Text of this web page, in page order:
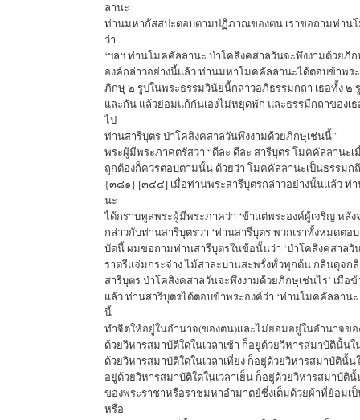
ลานะ
ท่านมหากัสสปะตอบตามปฏิภาณของตน เราขอถามท่าน
ว่า
‘ฯลฯ ท่านโมคคัลลานะ ป่าโคสิงคสาลวันจะพึงงามด้วยภิก
องค์กล่าวอย่างนี้แล้ว ท่านมหาโมคคัลลานะได้ตอบข้าพร
ภิกษุ ๒ รูปในพระธรรมวินัยนี้กล่าวอภิธรรมกถา เธอทั้ง
และกัน แล้วย่อมแก้กันเองไม่หยุดพัก และธรรมีกถาของเ
ไป
ท่านสารีบุตร ป่าโคสิงคสาลวันพึงงามด้วยภิกษุเช่นนี้”
พระผู้มีพระภาคตรัสว่า “ดีละ ดีละ สารีบุตร โมคคัลลานะเ
ถูกต้องก็ควรตอบตามนั้น ด้วยว่า โมคคัลลานะเป็นธรรมก
{๓๘๑} [๓๔๔] เมื่อท่านพระสารีบุตรกล่าวอย่างนั้นแล้ว ท่
นะ
ได้กราบทูลพระผู้มีพระภาคว่า ‘ข้าแต่พระองค์ผู้เจริญ หลั
กล่าวกับท่านสารีบุตรว่า ‘ท่านสารีบุตร พวกเราทั้งหมดต
บัดนี้ ผมขอถามท่านสารีบุตรในข้อนั้นว่า ‘ป่าโคสิงคสาล
ราตรีแจ่มกระจ่าง ไม้สาละบานสะพรั่งทั่วทุกต้น กลิ่นดุจ
สารีบุตร ป่าโคสิงคสาลวันจะพึงงามด้วยภิกษุเช่นไร’ เมื่อ
แล้ว ท่านสารีบุตรได้ตอบข้าพระองค์ว่า ‘ท่านโมคคัลลาน
นี้
ทำจิตให้อยู่ในอำนาจ(ของตน)และไม่ยอมอยู่ในอำนาจขอ
ด้วยวิหารสมาบัติใดในเวลาเช้า ก็อยู่ด้วยวิหารสมาบัตินั้นใ
ด้วยวิหารสมาบัติใดในเวลาเที่ยง ก็อยู่ด้วยวิหารสมาบัตินั้น
อยู่ด้วยวิหารสมาบัติใดในเวลาเย็น ก็อยู่ด้วยวิหารสมาบัตินั้
ของพระราชาหรือราชมหาอำมาตย์ซึ่งเต็มด้วยผ้าที่ย้อมเป็
หรือ